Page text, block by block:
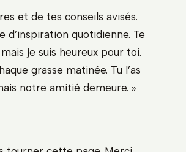
et de tes conseils avisés.
d’inspiration quotidienne. Te
je suis heureux pour toi.
grasse matinée. Tu l’as
notre amitié demeure. »